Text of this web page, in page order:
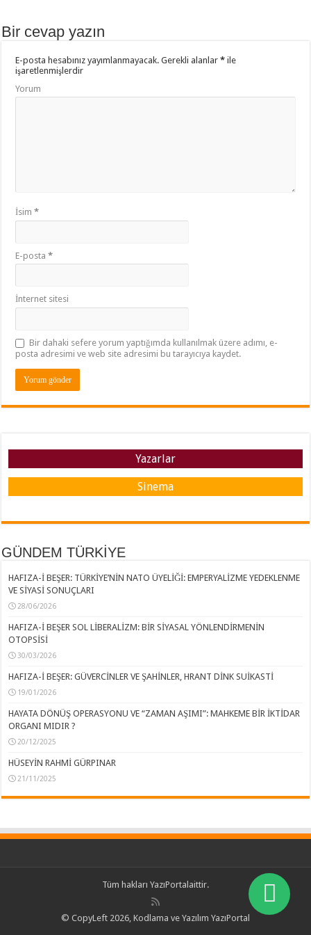
o
k
Bir cevap yazın
E-posta hesabınız yayımlanmayacak. Gerekli alanlar* ile
işaretlenmişlerdir
Yorum
İsim*
E-posta*
İnternet sitesi
Bir dahaki sefere yorum yaptığımda kullanılmak üzere adımı, e-
posta adresimi ve web site adresimi bu tarayıcıya kaydet.
Yazarlar
Sinema
GÜNDEM TÜRKİYE
HAFIZA-İ BEŞER: TÜRKİYE’NİN NATO ÜYELİĞİ: EMPERYALİZME YEDEKLENME
VE SİYASİ SONUÇLARI
28/06/2026
HAFIZA-İ BEŞER SOL LİBERALİZM: BİR SİYASAL YÖNLENDİRMENİN
OTOPSİSİ
30/03/2026
HAFIZA-İ BEŞER: GÜVERCİNLER VE ŞAHİNLER, HRANT DİNK SUİKASTİ
19/01/2026
HAYATA DÖNÜŞ OPERASYONU VE “ZAMAN AŞIMI”: MAHKEME BİR İKTİDAR
ORGANI MIDIR ?
20/12/2025
HÜSEYİN RAHMİ GÜRPINAR
21/11/2025
Tüm hakları YazıPortal aittir.
© CopyLeft 2026, Kodlama ve Yazılım YazıPortal